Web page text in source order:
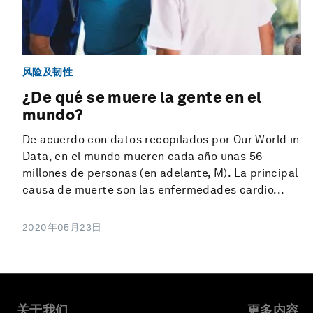
风险及韧性
¿De qué se muere la gente en el
mundo?
De acuerdo con datos recopilados por Our World in
Data, en el mundo mueren cada año unas 56
millones de personas (en adelante, M). La principal
causa de muerte son las enfermedades cardio...
2020年05月23日
关于我们 更多内容